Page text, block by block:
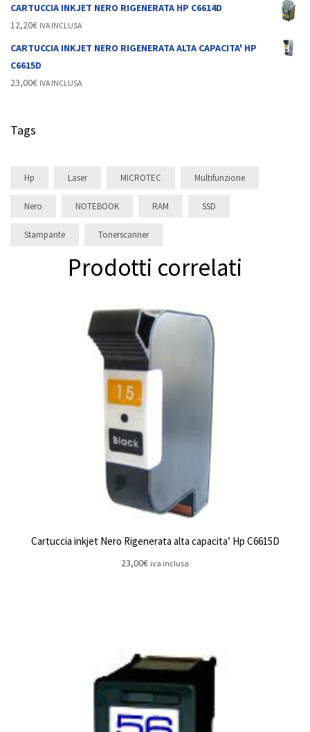
CARTUCCIA INKJET NERO RIGENERATA HP C6614D
12,20€ IVA INCLUSA
CARTUCCIA INKJET NERO RIGENERATA ALTA CAPACITA' HP
C6615D
23,00€ IVA INCLUSA
Tags
Hp Laser MICROTEC Multifunzione
Nero NOTEBOOK RAM SSD
Stampante Tonerscanner
Prodotti correlati
Cartuccia inkjet Nero Rigenerata alta capacita’ Hp C6615D
23,00€ iva inclusa